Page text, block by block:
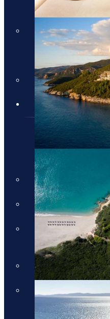
באיטליה
בלונדון
בלונדון
על נהר הריין
של רומא וטוסקנה עם
יוון - סוכות
איטליה וברומא עם